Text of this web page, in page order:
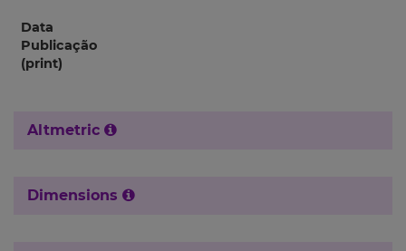
Data
Publicação
(print)
Altmetric
Dimensions